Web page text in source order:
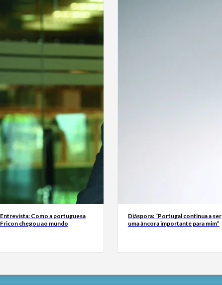
Entrevista: Como a portuguesa
Fricon chegou ao mundo
Diáspora: “Portugal continua a ser
uma âncora importante para mim”